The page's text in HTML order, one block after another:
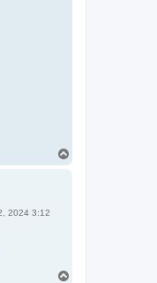
2024 3:12